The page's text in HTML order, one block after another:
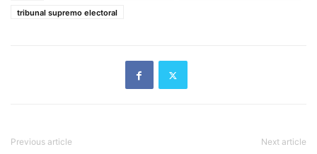
tribunal supremo electoral
Previous article Next article